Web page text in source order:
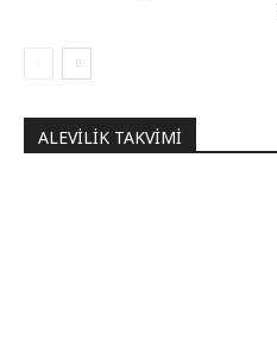
ALEVILIK TAKVIMI